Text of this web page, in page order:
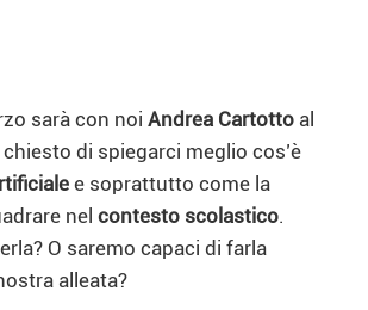
sarà con noi Andrea Cartotto al
di spiegarci meglio cos’è
e soprattutto come la
nel contesto scolastico.
O saremo capaci di farla
alleata?